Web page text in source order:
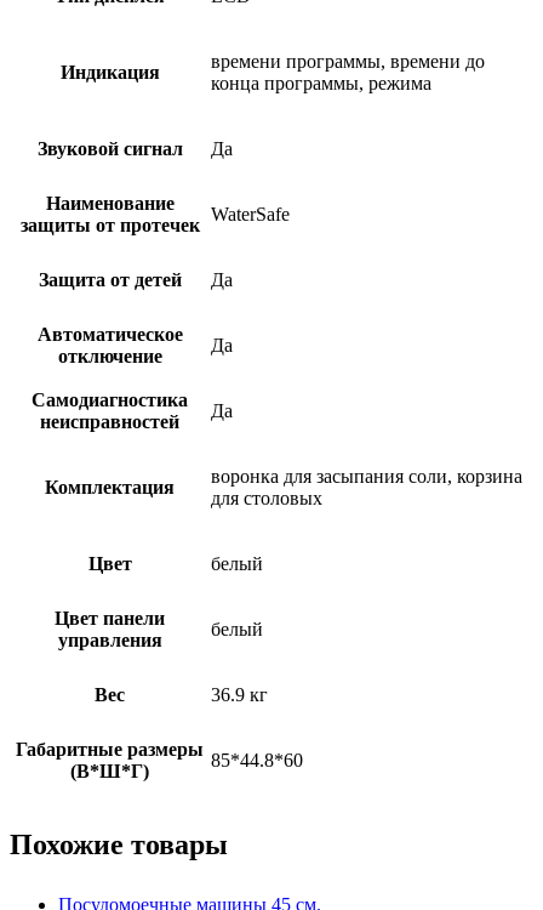
Индикация
времени программы, времени до
конца программы, режима
Звуковой сигнал Да
Наименование
защиты от протечек
WaterSafe
Защита от детей Да
Автоматическое
отключение
Да
Самодиагностика
неисправностей
Да
Комплектация
воронка для засыпания соли, корзина
для столовых
Цвет белый
Цвет панели
управления
белый
Вес 36.9 кг
Габаритные размеры
(В*Ш*Г)
85*44.8*60
Похожие товары
Посудомоечные машины 45 см.